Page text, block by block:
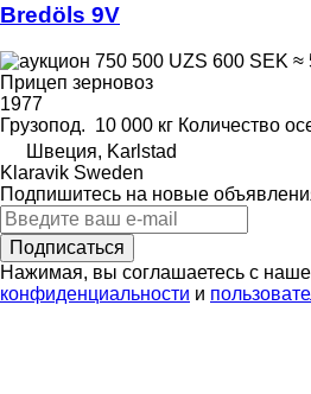
Bredöls 9V
750 500 UZS 600 SEK ≈
Прицеп зерновоз
1977
Грузопод. 10 000 кг Количество
Швеция, Karlstad
Klaravik Sweden
Подпишитесь на новые
Подписаться
Нажимая, вы соглашаетесь с
конфиденциальности и